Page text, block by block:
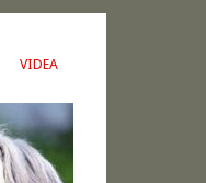
VIDEA